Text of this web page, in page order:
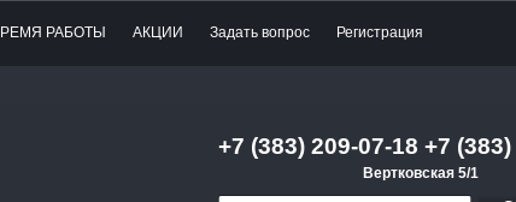
РАБОТЫ АКЦИИ Задать вопрос Регистрация
+7 (383) 209-07-18 +7
Вертковская 5/1